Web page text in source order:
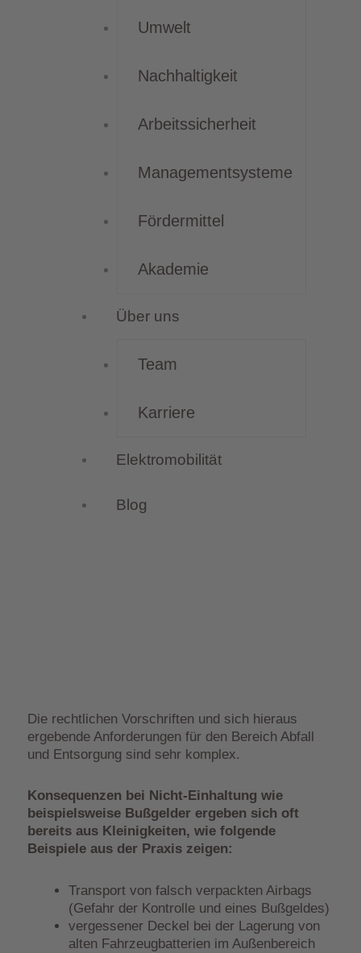
Umwelt
Nachhaltigkeit
Arbeitssicherheit
Managementsysteme
Fördermittel
Akademie
Über uns
Team
Karriere
Elektromobilität
Blog
Die rechtlichen Vorschriften und sich hieraus
ergebende Anforderungen für den Bereich Abfall
und Entsorgung sind sehr komplex.
Konsequenzen bei Nicht-Einhaltung wie
beispielsweise Bußgelder ergeben sich oft
bereits aus Kleinigkeiten, wie folgende
Beispiele aus der Praxis zeigen:
Transport von falsch verpackten Airbags
(Gefahr der Kontrolle und eines Bußgeldes)
vergessener Deckel bei der Lagerung von
alten Fahrzeugbatterien im Außenbereich